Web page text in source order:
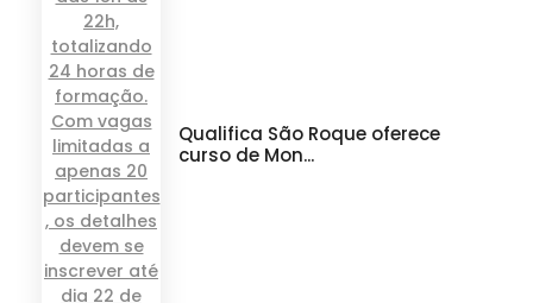
Qualifica São Roque oferece
curso de Mon...